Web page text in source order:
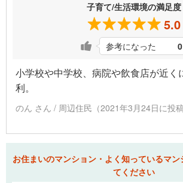
子育て/生活環境の満足度
5.0
参考になった 0
小学校や中学校、病院や飲食店が近く
利。
のん さん / 周辺住民（2021年3月24日に投稿
お住まいのマンション・よく知っているマン
てください